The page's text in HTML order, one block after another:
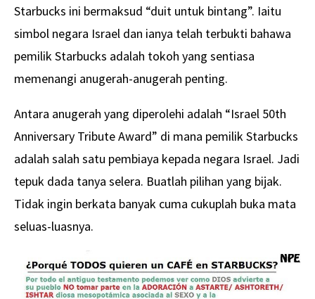
Starbucks ini bermaksud “duit untuk bintang”. Iaitu
simbol negara Israel dan ianya telah terbukti bahawa
pemilik Starbucks adalah tokoh yang sentiasa
memenangi anugerah-anugerah penting.
Antara anugerah yang diperolehi adalah “Israel 50th
Anniversary Tribute Award” di mana pemilik Starbucks
adalah salah satu pembiaya kepada negara Israel. Jadi
tepuk dada tanya selera. Buatlah pilihan yang bijak.
Tidak ingin berkata banyak cuma cukuplah buka mata
seluas-luasnya.